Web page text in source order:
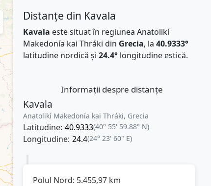
Distanțe din Kavala
Kavala este situat în regiunea Anatolikí
Makedonía kai Thráki din Grecia, la 40.9333°
latitudine nordică și 24.4°longitudine estică.
Informații despre distanțe
Kavala
Anatolikí Makedonía kai Thráki, Grecia
Latitudine: 40.9333(40° 55' 59.88" N)
Longitudine: 24.4(24° 23' 60" E)
Polul Nord: 5.455,97 km